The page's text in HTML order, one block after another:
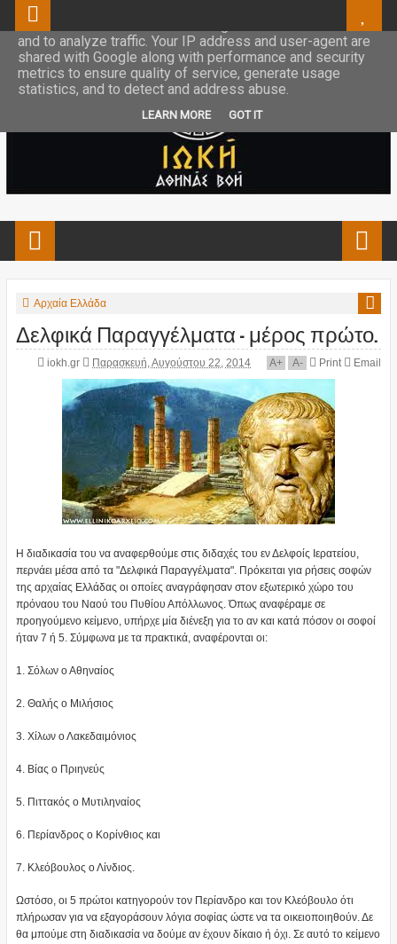
Αρχαία Ελλάδα
Δελφικά Παραγγέλματα - μέρος πρώτο.
iokh.gr Παρασκευή, Αυγούστου 22, 2014 A+ A- Print Email
Η διαδικασία του να αναφερθούμε στις διδαχές του εν Δελφοίς Ιερατείου,
περνάει μέσα από τα "Δελφικά Παραγγέλματα". Πρόκειται για ρήσεις σοφών
της αρχαίας Ελλάδας οι οποίες αναγράφησαν στον εξωτερικό χώρο του
πρόναου του Ναού του Πυθίου Απόλλωνος. Όπως αναφέραμε σε
προηγούμενο κείμενο, υπήρχε μία διένεξη για το αν και κατά πόσον οι σοφοί
ήταν 7 ή 5. Σύμφωνα με τα πρακτικά, αναφέρονται οι:
1. Σόλων ο Αθηναίος
2. Θαλής ο Μιλήσιος
3. Χίλων ο Λακεδαιμόνιος
4. Βίας ο Πριηνεύς
5. Πιττακός ο Μυτιληναίος
6. Περίανδρος ο Κορίνθιος και
7. Κλεόβουλος ο Λίνδιος.
Ωστόσο, οι 5 πρώτοι κατηγορούν τον Περίανδρο και τον Κλεόβουλο ότι
πλήρωσαν για να εξαγοράσουν λόγια σοφίας ώστε να τα οικειοποιηθούν. Δε
θα μπούμε στη διαδικασία να δούμε αν έχουν δίκαιο ή όχι. Σε αυτό το κείμενο
This site uses cookies from Google to deliver its services
and to analyze traffic. Your IP address and user-agent are
shared with Google along with performance and security
metrics to ensure quality of service, generate usage
statistics, and to detect and address abuse.
LEARN MORE GOT IT